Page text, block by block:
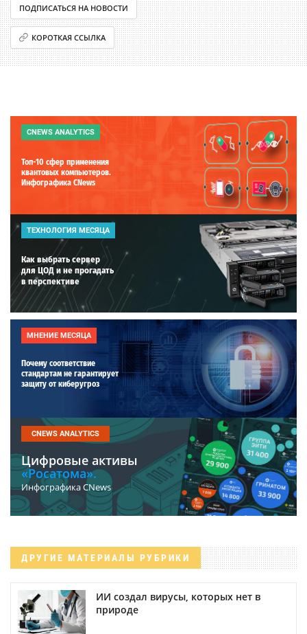
ПОДПИСАТЬСЯ НА НОВОСТИ
КОРОТКАЯ ССЫЛКА
CNEWS ANALYTICS
Топ-10 сфер применения
квантовых компьютеров.
Инфографика CNews
ТЕХНОЛОГИЯ МЕСЯЦА
Как выбрать сервер
для ЦОД и не прогадать
в перспективе
МНЕНИЕ МЕСЯЦА
Почему соответствие
стандартам не гарантирует
защиту от киберугроз
CNEWS ANALYTICS
Цифровые активы
«Росатома».
Инфографика CNews
ДРУГИЕ МАТЕРИАЛЫ РУБРИКИ
ИИ создал вирусы, которых нет в
природе